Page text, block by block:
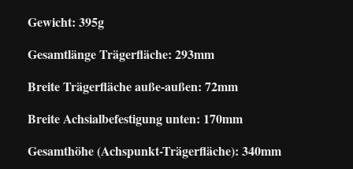
Gewicht: 395g
Gesamtlänge Trägerfläche: 293mm
Breite Trägerfläche auße-außen: 72mm
Breite Achsialbefestigung unten: 170mm
Gesamthöhe (Achspunkt-Trägerfläche): 340mm